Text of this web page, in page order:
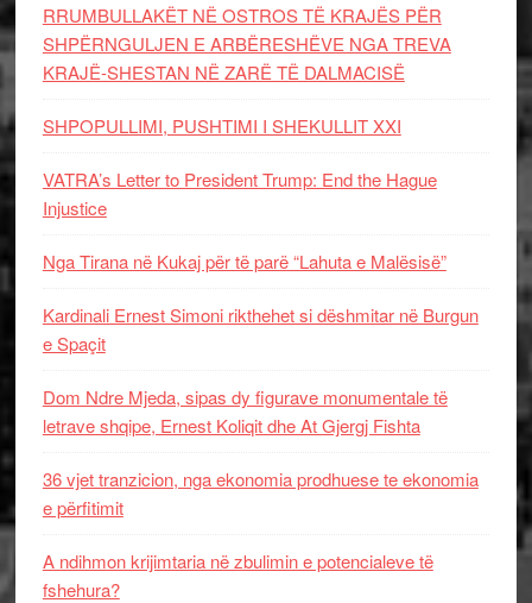
RRUMBULLAKËT NË OSTROS TË KRAJËS PËR
SHPËRNGULJEN E ARBËRESHËVE NGA TREVA
KRAJË-SHESTAN NË ZARË TË DALMACISË
SHPOPULLIMI, PUSHTIMI I SHEKULLIT XXI
VATRA’s Letter to President Trump: End the Hague
Injustice
Nga Tirana në Kukaj për të parë “Lahuta e Malësisë”
Kardinali Ernest Simoni rikthehet si dëshmitar në Burgun
e Spaçit
Dom Ndre Mjeda, sipas dy figurave monumentale të
letrave shqipe, Ernest Koliqit dhe At Gjergj Fishta
36 vjet tranzicion, nga ekonomia prodhuese te ekonomia
e përfitimit
A ndihmon krijimtaria në zbulimin e potencialeve të
fshehura?